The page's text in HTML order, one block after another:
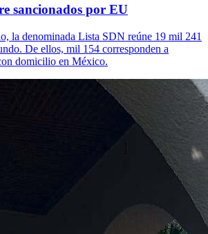
sancionados por EU
la denominada Lista SDN reúne 19 mil 241
De ellos, mil 154 corresponden a
domicilio en México.